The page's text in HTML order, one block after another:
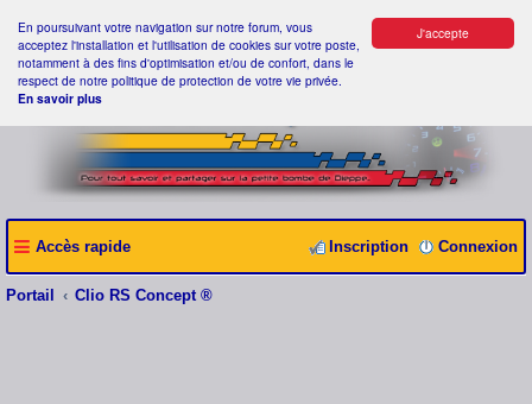
J'accepte
En poursuivant votre navigation sur notre forum, vous
acceptez l'installation et l'utilisation de cookies sur votre poste,
notamment à des fins d'optimisation et/ou de confort, dans le
respect de notre politique de protection de votre vie privée.
En savoir plus
Accès rapide Connexion
Inscription
Portail Clio RS Concept ®